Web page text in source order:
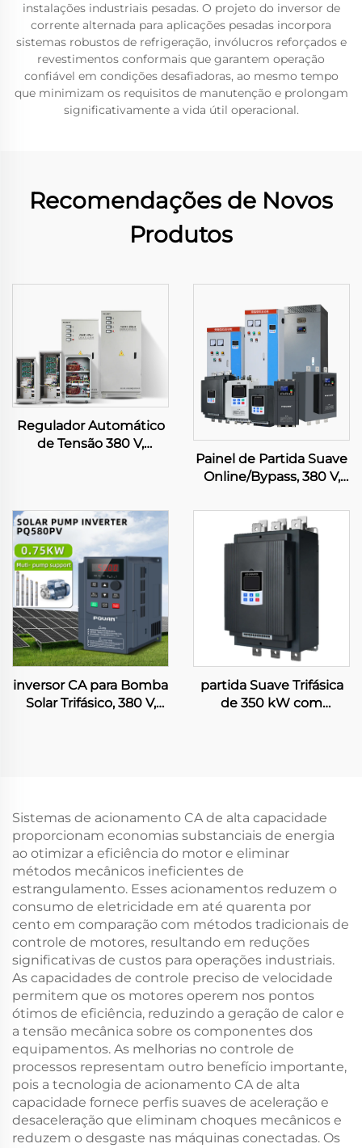
instalações industriais pesadas. O projeto do inversor de
corrente alternada para aplicações pesadas incorpora
sistemas robustos de refrigeração, invólucros reforçados e
revestimentos conformais que garantem operação
confiável em condições desafiadoras, ao mesmo tempo
que minimizam os requisitos de manutenção e prolongam
significativamente a vida útil operacional.
Recomendações de Novos
Produtos
Regulador Automático
de Tensão 380 V,
Regulador Industrial de
Painel de Partida Suave
Online/Bypass, 380 V,
Motores, 11 kW / 55 kW /
180 kW / 400 kW / 630
kW
inversor CA para Bomba
Solar Trifásico, 380 V,
partida Suave Trifásica
de 350 kW com
Proteção IP65, 50/60 Hz
Sistemas de acionamento CA de alta capacidade
proporcionam economias substanciais de energia
ao otimizar a eficiência do motor e eliminar
métodos mecânicos ineficientes de
estrangulamento. Esses acionamentos reduzem o
consumo de eletricidade em até quarenta por
cento em comparação com métodos tradicionais de
controle de motores, resultando em reduções
significativas de custos para operações industriais.
As capacidades de controle preciso de velocidade
permitem que os motores operem nos pontos
ótimos de eficiência, reduzindo a geração de calor e
a tensão mecânica sobre os componentes dos
equipamentos. As melhorias no controle de
processos representam outro benefício importante,
pois a tecnologia de acionamento CA de alta
capacidade fornece perfis suaves de aceleração e
desaceleração que eliminam choques mecânicos e
reduzem o desgaste nas máquinas conectadas. Os